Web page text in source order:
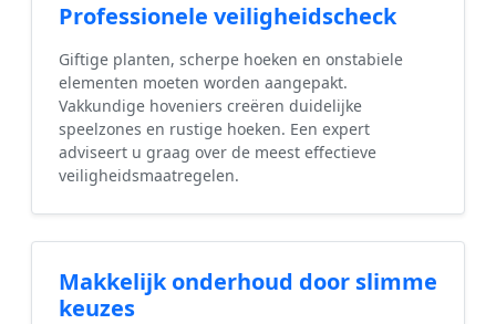
Professionele veiligheidscheck
Giftige planten, scherpe hoeken en onstabiele
elementen moeten worden aangepakt.
Vakkundige hoveniers creëren duidelijke
speelzones en rustige hoeken. Een expert
adviseert u graag over de meest effectieve
veiligheidsmaatregelen.
Makkelijk onderhoud door slimme
keuzes